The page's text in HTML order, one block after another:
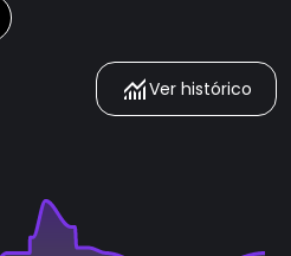
Ver histórico